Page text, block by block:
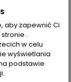
i z
okaże się
–
na udach i z
z koszulowym
w talii i plisą
aby zapewnić Ci
.
w celu
wyświetlania
podstawie